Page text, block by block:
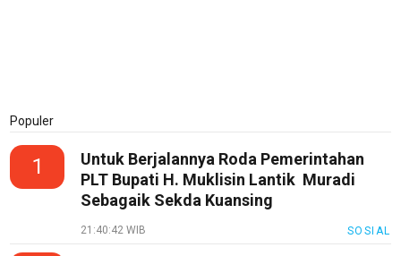
Populer
1
Untuk Berjalannya Roda Pemerintahan
PLT Bupati H. Muklisin Lantik Muradi
Sebagaik Sekda Kuansing
21:40:42 WIB SOSIAL